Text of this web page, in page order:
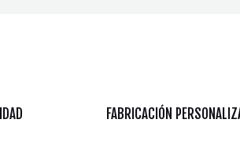
FABRICACIÓN